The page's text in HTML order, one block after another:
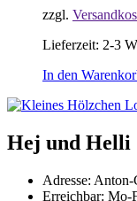
zzgl.
Lieferzeit: 2-3
In den
Hej und Helli
Adresse:
Erreichbar: Mo-